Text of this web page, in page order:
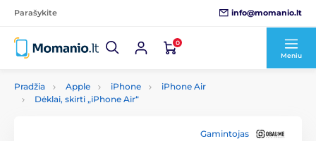
Parašykite info@momanio.lt
0
Meniu
Pradžia Apple iPhone
iPhone Air
Dėklai, skirti „iPhone Air“
Gamintojas